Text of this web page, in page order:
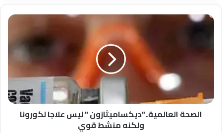
الصحة
علاجا
منشط
قوي
الصحة العالمية.."ديكساميثازون " ليس علاجا لكورونا
ولكنه منشط قوي